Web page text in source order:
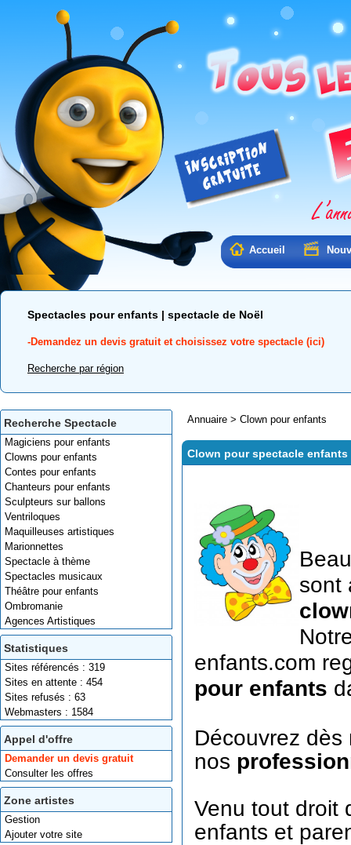
Accueil
Spectacles pour enfants | spectacle de Noël
-Demandez un devis gratuit et choisissez votre spectacle (ici)
Recherche par région
Recherche Spectacle
Magiciens pour enfants
Clowns pour enfants
Contes pour enfants
Chanteurs pour enfants
Sculpteurs sur ballons
Ventriloques
Maquilleuses artistiques
Marionnettes
Spectacle à thème
Spectacles musicaux
Théâtre pour enfants
Ombromanie
Agences Artistiques
Statistiques
Sites référencés : 319
Sites en attente : 454
Sites refusés : 63
Webmasters : 1584
Appel d'offre
Demander un devis gratuit
Consulter les offres
Zone artistes
Gestion
Ajouter votre site
Annuaire > Clown pour enfants
Clown pour spectacle enfants
sont
enfants.com
pour enfants
Découvrez
nos
Venu tout droit
enfants et